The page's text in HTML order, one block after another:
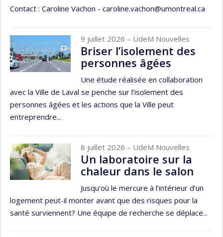
Contact : Caroline Vachon - caroline.vachon@umontreal.ca
9 juillet 2026 – UdeM Nouvelles
Briser l’isolement des
personnes âgées
Une étude réalisée en collaboration
avec la Ville de Laval se penche sur l’isolement des
personnes âgées et les actions que la Ville peut
entreprendre...
8 juillet 2026 – UdeM Nouvelles
Un laboratoire sur la
chaleur dans le salon
Jusqu’où le mercure à l’intérieur d’un
logement peut-il monter avant que des risques pour la
santé surviennent? Une équipe de recherche se déplace...